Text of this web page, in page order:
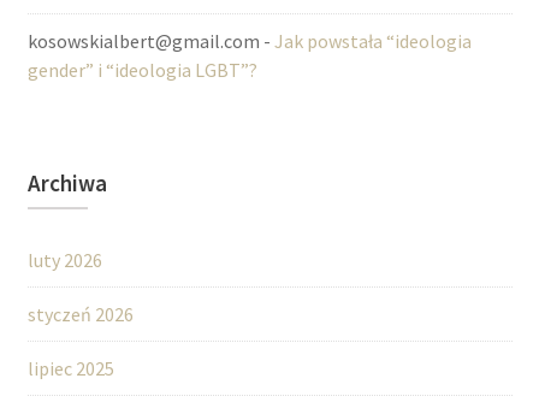
kosowskialbert@gmail.com - Jak powstała “ideologia
gender” i “ideologia LGBT”?
Archiwa
luty 2026
styczeń 2026
lipiec 2025